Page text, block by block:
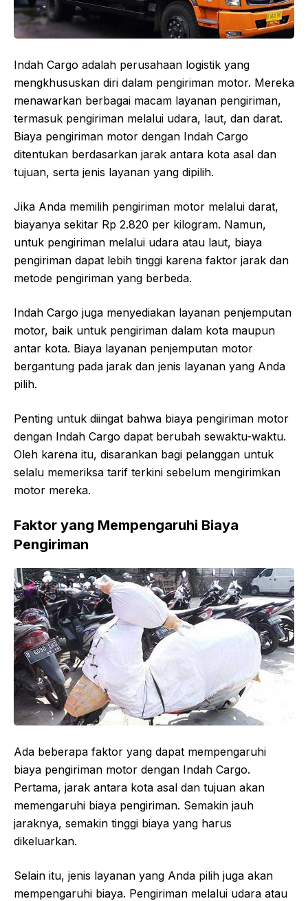
Indah Cargo adalah perusahaan logistik yang
mengkhususkan diri dalam pengiriman motor. Mereka
menawarkan berbagai macam layanan pengiriman,
termasuk pengiriman melalui udara, laut, dan darat.
Biaya pengiriman motor dengan Indah Cargo
ditentukan berdasarkan jarak antara kota asal dan
tujuan, serta jenis layanan yang dipilih.
Jika Anda memilih pengiriman motor melalui darat,
biayanya sekitar Rp 2.820 per kilogram. Namun,
untuk pengiriman melalui udara atau laut, biaya
pengiriman dapat lebih tinggi karena faktor jarak dan
metode pengiriman yang berbeda.
Indah Cargo juga menyediakan layanan penjemputan
motor, baik untuk pengiriman dalam kota maupun
antar kota. Biaya layanan penjemputan motor
bergantung pada jarak dan jenis layanan yang Anda
pilih.
Penting untuk diingat bahwa biaya pengiriman motor
dengan Indah Cargo dapat berubah sewaktu-waktu.
Oleh karena itu, disarankan bagi pelanggan untuk
selalu memeriksa tarif terkini sebelum mengirimkan
motor mereka.
Faktor yang Mempengaruhi Biaya
Pengiriman
Ada beberapa faktor yang dapat mempengaruhi
biaya pengiriman motor dengan Indah Cargo.
Pertama, jarak antara kota asal dan tujuan akan
memengaruhi biaya pengiriman. Semakin jauh
jaraknya, semakin tinggi biaya yang harus
dikeluarkan.
Selain itu, jenis layanan yang Anda pilih juga akan
mempengaruhi biaya. Pengiriman melalui udara atau